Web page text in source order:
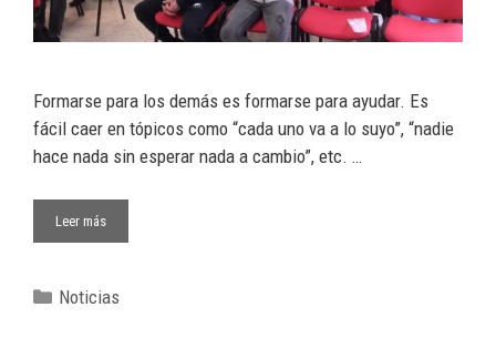
Formarse para los demás es formarse para ayudar. Es
fácil caer en tópicos como “cada uno va a lo suyo”, “nadie
hace nada sin esperar nada a cambio”, etc. …
Leer más
Noticias